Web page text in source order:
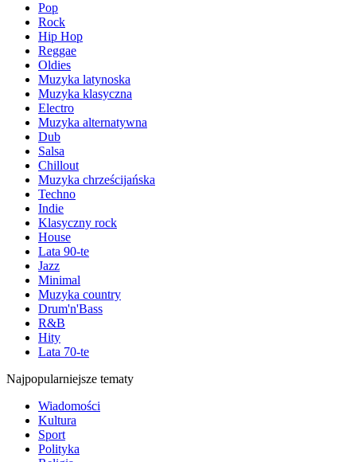
Pop
Rock
Hip Hop
Reggae
Oldies
Muzyka latynoska
Muzyka klasyczna
Electro
Muzyka alternatywna
Dub
Salsa
Chillout
Muzyka chrześcijańska
Techno
Indie
Klasyczny rock
House
Lata 90-te
Jazz
Minimal
Muzyka country
Drum'n'Bass
R&B
Hity
Lata 70-te
Najpopularniejsze tematy
Wiadomości
Kultura
Sport
Polityka